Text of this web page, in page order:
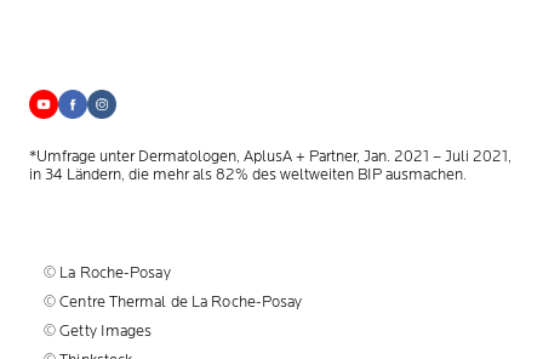
*Umfrage unter Dermatologen, AplusA + Partner, Jan. 2021 – Juli 2021,
in 34 Ländern, die mehr als 82% des weltweiten BIP ausmachen.
© La Roche-Posay
© Centre Thermal de La Roche-Posay
© Getty Images